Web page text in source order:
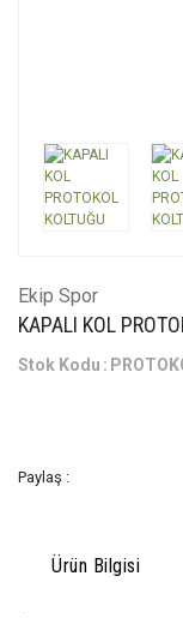
Ekip Spor
KAPALI KOL
Stok Kodu
Paylaş :
Ürün Bilgisi